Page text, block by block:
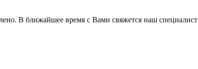
В ближайшее время с Вами свяжется наш специалист